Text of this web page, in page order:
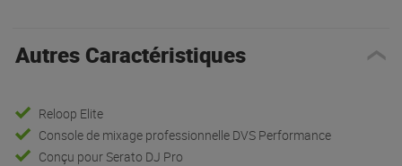
Autres Caractéristiques
Reloop Elite
Console de mixage professionnelle DVS Performance
Conçu pour Serato DJ Pro